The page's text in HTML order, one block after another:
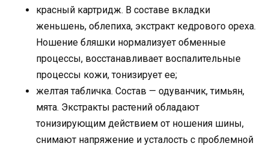
красный картридж. В составе вкладки
женьшень, облепиха, экстракт кедрового ореха.
Ношение бляшки нормализует обменные
процессы, восстанавливает воспалительные
процессы кожи, тонизирует ее;
желтая табличка. Состав — одуванчик, тимьян,
мята. Экстракты растений обладают
тонизирующим действием от ношения шины,
снимают напряжение и усталость с проблемной